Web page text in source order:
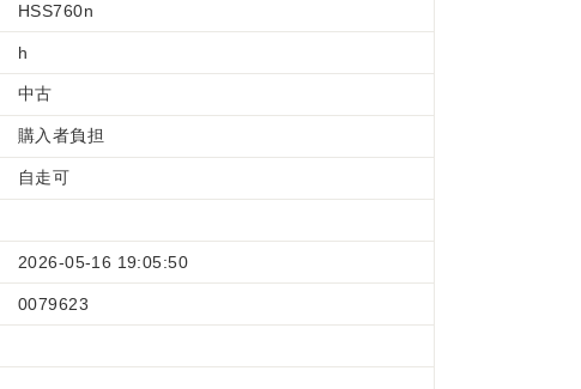
HSS760n
h
中古
購入者負担
自走可
2026-05-16 19:05:50
0079623